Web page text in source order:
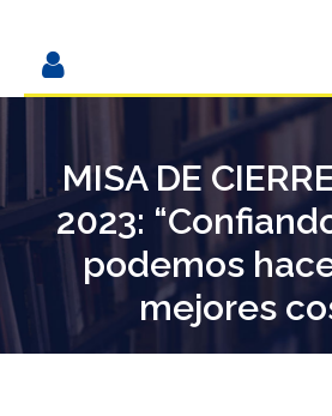
MISA DE
2023:
podemos
mejores